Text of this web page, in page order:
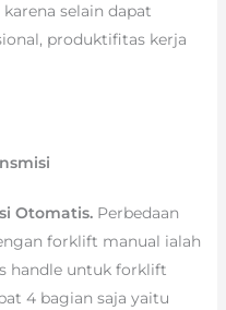
selain dapat
produktifitas kerja
Otomatis. Perbedaan
forklift manual ialah
handle untuk forklift
4 bagian saja yaitu